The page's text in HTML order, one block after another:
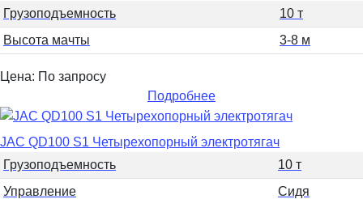
Грузоподъемность
10 т
Высота мачты
3-8 м
Цена: По запросу
Подробнее
JAC QD100 S1 Четырехопорный электротягач
Грузоподъемность
10 т
Управление
Сидя